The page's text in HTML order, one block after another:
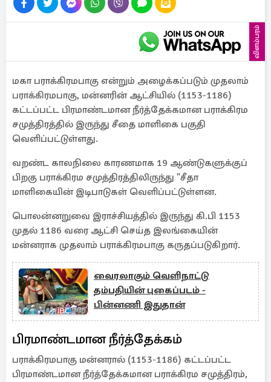
விளம்பரம்
மகா பராக்கிரமபாகு என்றும் அழைக்கப்படும் முதலாம்
பராக்கிரமபாகு, மன்னரின் ஆட்சியில் (1153-1186)
கட்டப்பட்ட பிரமாண்டமான நீர்த்தேக்கமான பராக்கிரம
சமுத்திரத்தில் இருந்து சீதை மாளிகை பகுதி
வெளிப்பட்டுள்ளது.
வறண்ட காலநிலை காரணமாக 19 ஆண்டுகளுக்குப்
பிறகு பராக்கிரம சமுத்திரத்திலிருந்து "சீதா
மாளிகையின் இடிபாடுகள் வெளிப்பட்டுள்ளன.
பொலன்னறுவை இராச்சியத்தில் இருந்து கி.பி 1153
முதல் 1186 வரை ஆட்சி செய்த இலங்கையின்
மன்னராக முதலாம் பராக்கிரமபாகு கருதப்படுகிறார்.
வைரலாகும் வெளிநாட்டு
தம்பதியின் புகைப்படம் -
பின்னணி இதுதான்
பிரமாண்டமான நீர்த்தேக்கம்
பராக்கிரமபாகு மன்னரால் (1153-1186) கட்டப்பட்ட
பிரமாண்டமான நீர்த்தேக்கமான பராக்கிரம சமுத்திரம்,